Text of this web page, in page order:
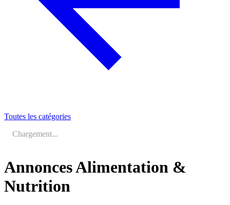
Toutes les catégories
Chargement...
Annonces Alimentation &
Nutrition